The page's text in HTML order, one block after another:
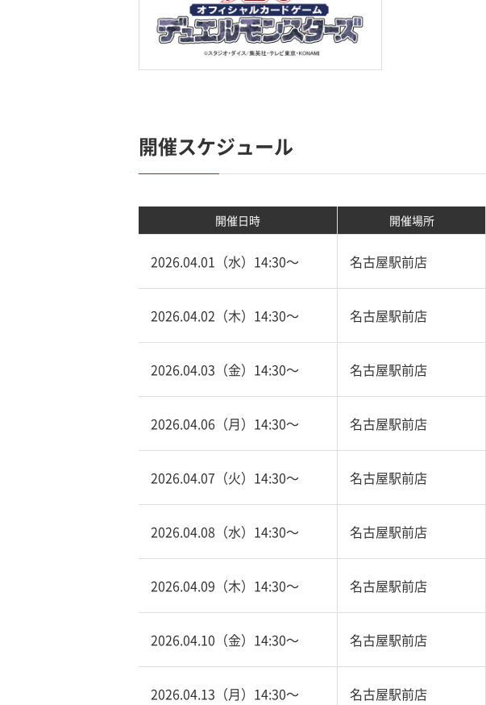
開催スケジュール
開催日時 開催場所
2026.04.01（水）14:30〜 名古屋駅前店
2026.04.02（木）14:30〜 名古屋駅前店
2026.04.03（金）14:30〜 名古屋駅前店
2026.04.06（月）14:30〜 名古屋駅前店
2026.04.07（火）14:30〜 名古屋駅前店
2026.04.08（水）14:30〜 名古屋駅前店
2026.04.09（木）14:30〜 名古屋駅前店
2026.04.10（金）14:30〜 名古屋駅前店
2026.04.13（月）14:30〜 名古屋駅前店